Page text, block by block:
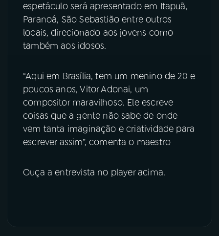
espetáculo será apresentado em Itapuã,
Paranoá, São Sebastião entre outros
locais, direcionado aos jovens como
também aos idosos.
“Aqui em Brasília, tem um menino de 20 e
poucos anos, Vitor Adonai, um
compositor maravilhoso. Ele escreve
coisas que a gente não sabe de onde
vem tanta imaginação e criatividade para
escrever assim”, comenta o maestro
Ouça a entrevista no player acima.